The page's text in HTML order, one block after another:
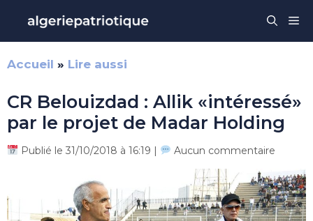
contenu
Accueil » Lire aussi
CR Belouizdad : Allik «intéressé»
par le projet de Madar Holding
Publié le 31/10/2018 à 16:19 | Aucun commentaire